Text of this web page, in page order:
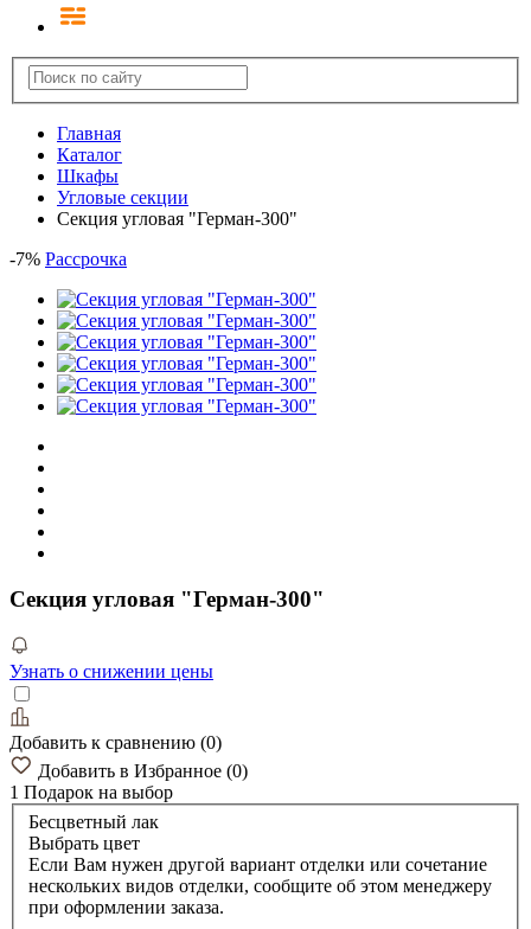
Главная
Каталог
Шкафы
Угловые секции
Секция угловая "Герман-300"
-7% Рассрочка
Секция угловая "Герман-300"
Узнать о снижении цены
Добавить к сравнению (0)
Добавить в Избранное (0)
1 Подарок на выбор
Бесцветный лак
Выбрать цвет
Если Вам нужен другой вариант отделки или сочетание
нескольких видов отделки, сообщите об этом менеджеру
при оформлении заказа.